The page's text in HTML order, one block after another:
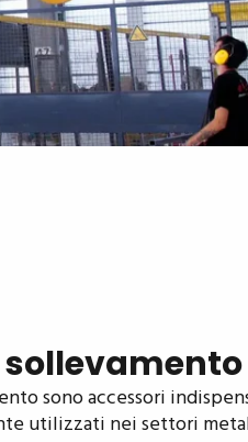
sono accessori
utilizzati nei settori